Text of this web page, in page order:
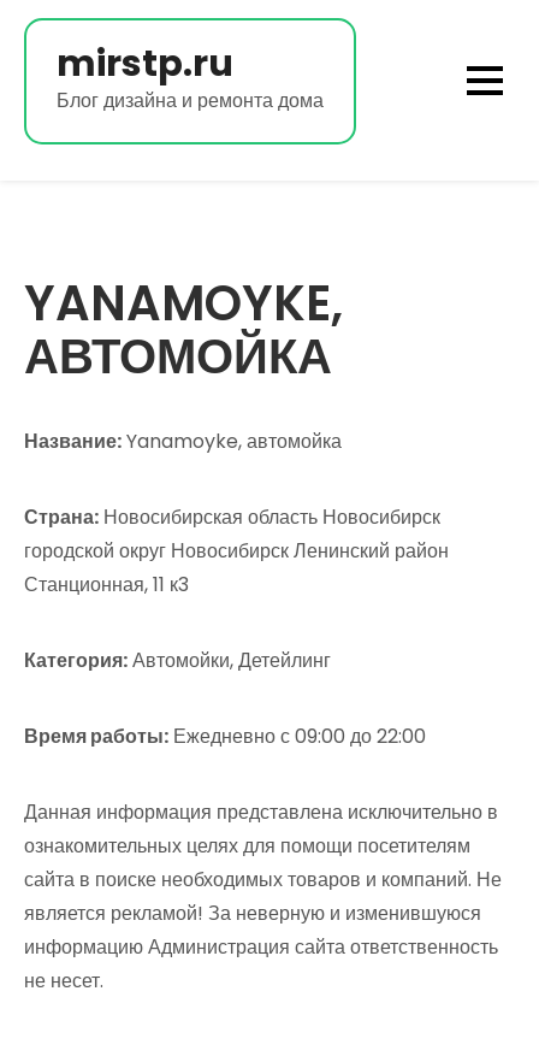
Перейти
содержимомуmirstp.ru
Блог дизайна и ремонта дома
YANAMOYKE,
АВТОМОЙКА
Название:Yanamoyke, автомойка
Страна: Новосибирская область Новосибирск
городской округ Новосибирск Ленинский район
Станционная, 11 к3
Категория:Автомойки, Детейлинг
Время работы: Ежедневно с 09:00 до 22:00
Данная информация представлена исключительно в
ознакомительных целях для помощи посетителям
сайта в поиске необходимых товаров и компаний. Не
является рекламой! За неверную и изменившуюся
информацию Администрация сайта ответственность
не несет.